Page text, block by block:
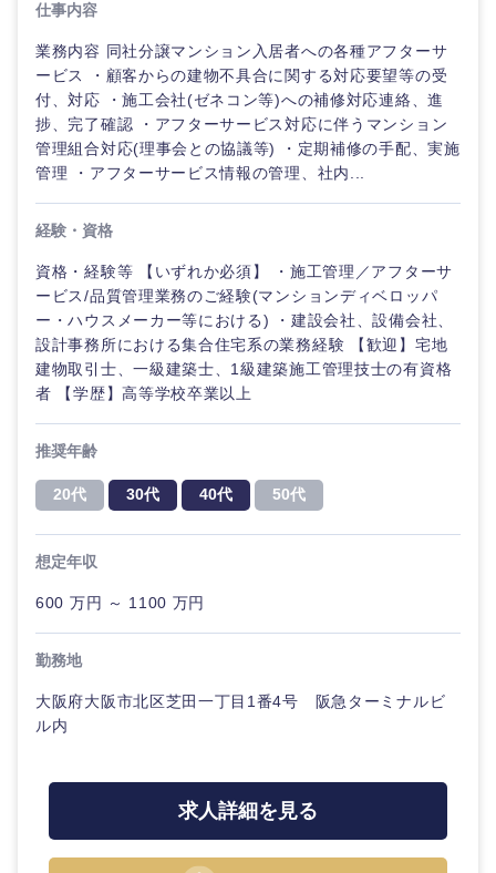
近畿地方
滋賀県
大阪府 兵庫県
奈良県 和歌山県
仕事内容
業務内容 同社分譲マンション入居者への各種アフターサ
ービス ・顧客からの建物不具合に関する対応要望等の受
付、対応 ・施工会社(ゼネコン等)への補修対応連絡、進
捗、完了確認 ・アフターサービス対応に伴うマンション
管理組合対応(理事会との協議等) ・定期補修の手配、実施
管理 ・アフターサービス情報の管理、社内...
経験・資格
資格・経験等 【いずれか必須】 ・施工管理／アフターサ
ービス/品質管理業務のご経験(マンションディベロッパ
ー・ハウスメーカー等における) ・建設会社、設備会社、
設計事務所における集合住宅系の業務経験 【歓迎】宅地
建物取引士、一級建築士、1級建築施工管理技士の有資格
者 【学歴】高等学校卒業以上
推奨年齢
20代 30代 40代 50代
想定年収
600 万円 ～ 1100 万円
勤務地
大阪府大阪市北区芝田一丁目1番4号 阪急ターミナルビ
ル内
求人詳細を見る